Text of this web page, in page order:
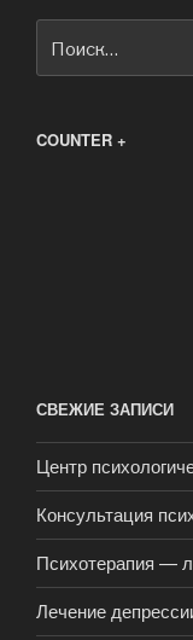
COUNTER +
СВЕЖИЕ ЗАПИСИ
Центр
Консультация
Психотерапия —
Лечение